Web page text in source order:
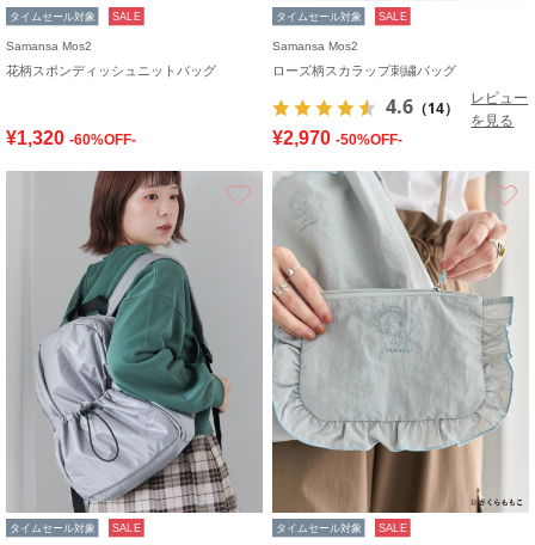
タイムセール対象 SALE
Samansa Mos2
花柄スポンディッシュニットバッグ
¥1,320 -60%OFF-
タイムセール対象 SALE
Samansa Mos2
ローズ柄スカラップ刺繍バッグ
4.6 （14）
レビュー
を見る
¥2,970 -50%OFF-
お気に入り
タイムセール対象 SALE タイムセール対象 SALE